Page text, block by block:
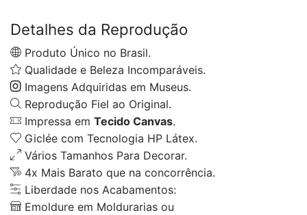
Detalhes da Reprodução
Produto Único no Brasil.
Qualidade e Beleza Incomparáveis.
Imagens Adquiridas em Museus.
Reprodução Fiel ao Original.
Impressa em Tecido Canvas.
Giclée com Tecnologia HP Látex.
Vários Tamanhos Para Decorar.
4x Mais Barato que na concorrência.
Liberdade nos Acabamentos:
Emoldure em Moldurarias ou